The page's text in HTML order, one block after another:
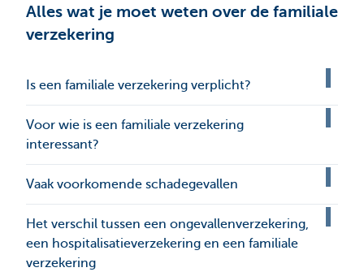
Alles wat je moet weten over de familiale
verzekering
Is een familiale verzekering verplicht?
Voor wie is een familiale verzekering
interessant?
Vaak voorkomende schadegevallen
Het verschil tussen een ongevallenverzekering,
een hospitalisatieverzekering en een familiale
verzekering